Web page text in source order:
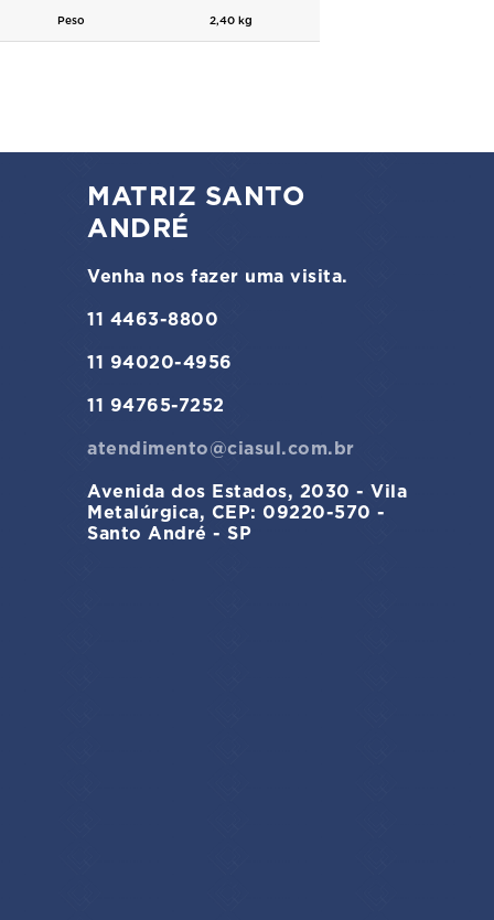
Peso 2,40 kg
MATRIZ SANTO
ANDRÉ
Venha nos fazer uma visita.
11 4463-8800
11 94020-4956
11 94765-7252
atendimento@ciasul.com.br
Avenida dos Estados, 2030 - Vila
Metalúrgica, CEP: 09220-570 -
Santo André - SP